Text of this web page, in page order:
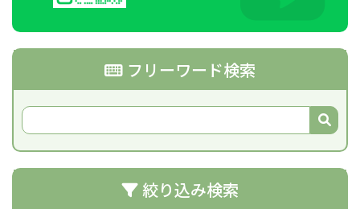
フリーワード検索
絞り込み検索